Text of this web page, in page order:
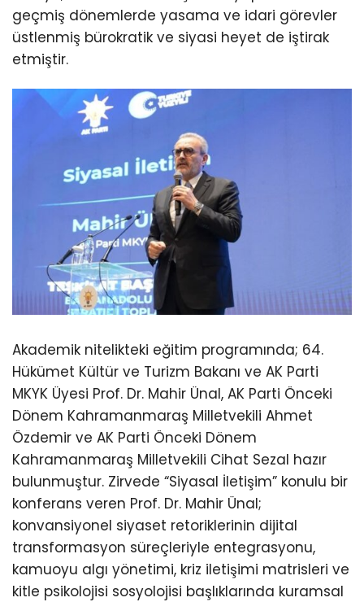
geçmiş dönemlerde yasama ve idari görevler
üstlenmiş bürokratik ve siyasi heyet de iştirak
etmiştir.
Akademik nitelikteki eğitim programında; 64.
Hükümet Kültür ve Turizm Bakanı ve AK Parti
MKYK Üyesi Prof. Dr. Mahir Ünal, AK Parti Önceki
Dönem Kahramanmaraş Milletvekili Ahmet
Özdemir ve AK Parti Önceki Dönem
Kahramanmaraş Milletvekili Cihat Sezal hazır
bulunmuştur. Zirvede “Siyasal İletişim” konulu bir
konferans veren Prof. Dr. Mahir Ünal;
konvansiyonel siyaset retoriklerinin dijital
transformasyon süreçleriyle entegrasyonu,
kamuoyu algı yönetimi, kriz iletişimi matrisleri ve
kitle psikolojisi sosyolojisi başlıklarında kuramsal